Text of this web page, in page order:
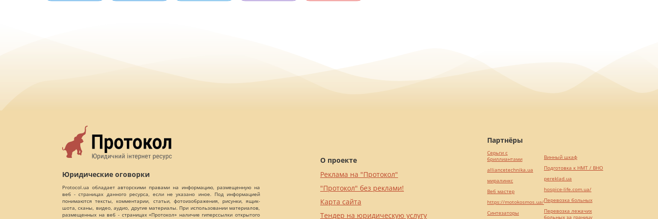
Юридические оговорки
Protocol.ua обладает авторскими правами на информацию, размещенную на
веб - страницах данного ресурса, если не указано иное. Под информацией
понимаются тексты, комментарии, статьи, фотоизображения, рисунки, ящик-
шота, сканы, видео, аудио, другие материалы. При использовании материалов,
размещенных на веб - страницах «Протокол» наличие гиперссылки открытого
О проекте
Реклама на "Протокол"
"Протокол" без реклами!
Карта сайта
Тендер на юридическую услугу
Партнёры
Серьги с
бриллиантами
alliancetechnika.ua
миралинкс
Веб мастер
https://motokosmos.ua/
Синтезаторы
Винный шкаф
Подготовка к НМТ / ВНО
pereklad.ua
hospice-life.com.ua/
Перевозка больных
Перевозка лежачих
больных за границу